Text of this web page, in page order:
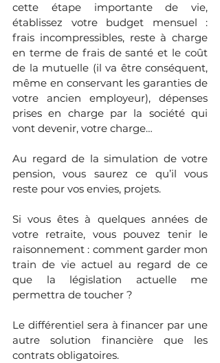
cette étape importante de vie,
établissez votre budget mensuel :
frais incompressibles, reste à charge
en terme de frais de santé et le coût
de la mutuelle (il va être conséquent,
même en conservant les garanties de
votre ancien employeur), dépenses
prises en charge par la société qui
vont devenir, votre charge…
Au regard de la simulation de votre
pension, vous saurez ce qu’il vous
reste pour vos envies, projets.
Si vous êtes à quelques années de
votre retraite, vous pouvez tenir le
raisonnement : comment garder mon
train de vie actuel au regard de ce
que la législation actuelle me
permettra de toucher ?
Le différentiel sera à financer par une
autre solution financière que les
contrats obligatoires.